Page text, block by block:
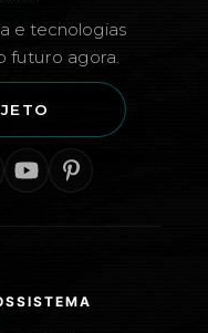
e tecnologias
futuro agora.